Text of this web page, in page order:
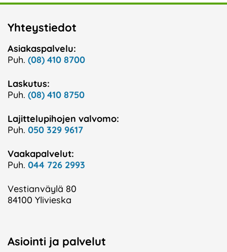
Yhteystiedot
Asiakaspalvelu:
Puh. (08) 410 8700
Laskutus:
Puh. (08) 410 8750
Lajittelupihojen valvomo:
Puh. 050 329 9617
Vaakapalvelut:
Puh. 044 726 2993
Vestianväylä 80
84100 Ylivieska
Asiointi ja palvelut